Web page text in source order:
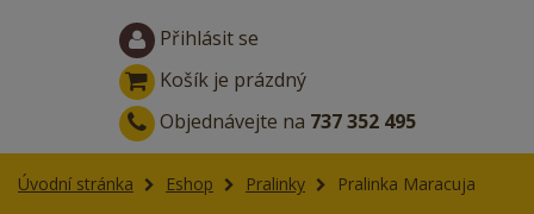
Přihlásit se
Košík je prázdný
Objednávejte na 737 352 495
Úvodní stránka Eshop Pralinky Pralinka Maracuja